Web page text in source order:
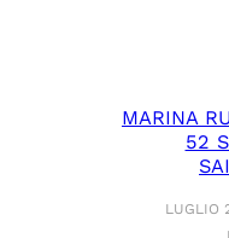
MARINA
52
LUGLIO